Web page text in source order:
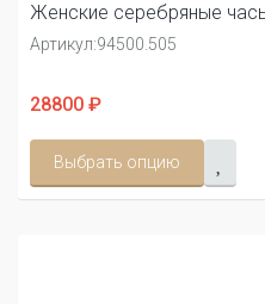
Женские серебряные
Артикул:94500.505
28800 ₽
Выбрать опцию